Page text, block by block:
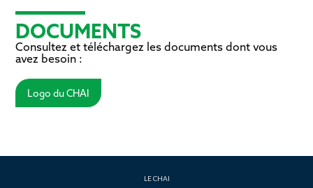
DOCUMENTS
Consultez et téléchargez les documents dont vous
avez besoin :
Logo du CHAI
LE CHAI